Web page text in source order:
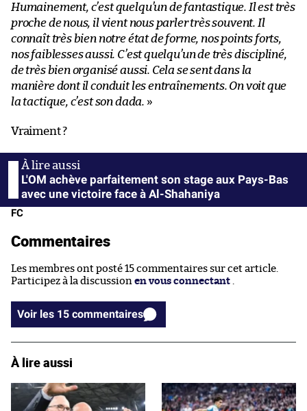
Humainement, c’est quelqu’un de fantastique. Il est très
proche de nous, il vient nous parler très souvent. Il
connaît très bien notre état de forme, nos points forts,
nos faiblesses aussi. C’est quelqu’un de très discipliné,
de très bien organisé aussi. Cela se sent dans la
manière dont il conduit les entraînements. On voit que
la tactique, c’est son dada. »
Vraiment ?
L'OM achève parfaitement son stage aux Pays-Bas
avec une victoire face à Al-Shahaniya
FC
Commentaires
Les membres ont posté 15 commentaires sur cet article.
Participez à la discussion en vous connectant
Voir les 15 commentaires
À lire aussi